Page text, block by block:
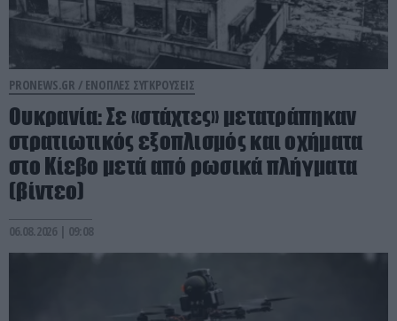
PRONEWS.GR / ΕΝΟΠΛΕΣ ΣΥΓΚΡΟΥΣΕΙΣ
Ουκρανία: Σε «στάχτες» μετατράπηκαν
στρατιωτικός εξοπλισμός και οχήματα
στο Κίεβο μετά από ρωσικά πλήγματα
(βίντεο)
06.08.2026 | 09:08